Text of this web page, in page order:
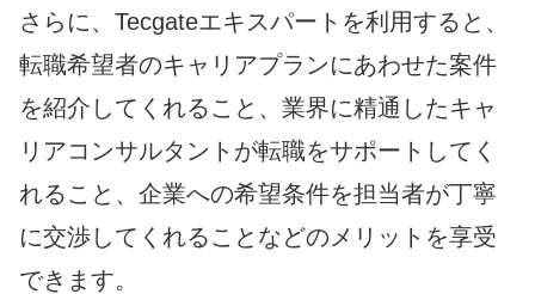
さらに、Tecgateエキスパートを利用すると、
転職希望者のキャリアプランにあわせた案件
を紹介してくれること、業界に精通したキャ
リアコンサルタントが転職をサポートしてく
れること、企業への希望条件を担当者が丁寧
に交渉してくれることなどのメリットを享受
できます。